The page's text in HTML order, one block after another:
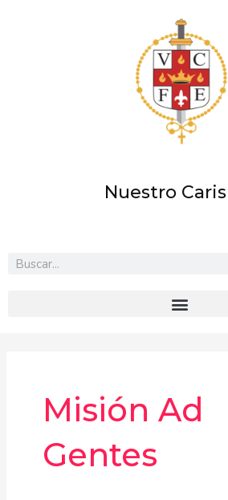
Nuestro
Misión Ad
Gentes